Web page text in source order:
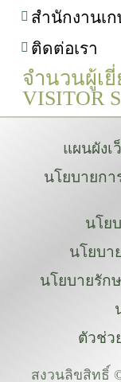
สำนักงานเ
ติดต่อเรา
จำนวนผู้เ
VISITOR
แผนผังเ
นโยบายกา
นโย
นโยบา
นโยบายรัก
ตัวช่ว
สงวนลิขสิทธิ์